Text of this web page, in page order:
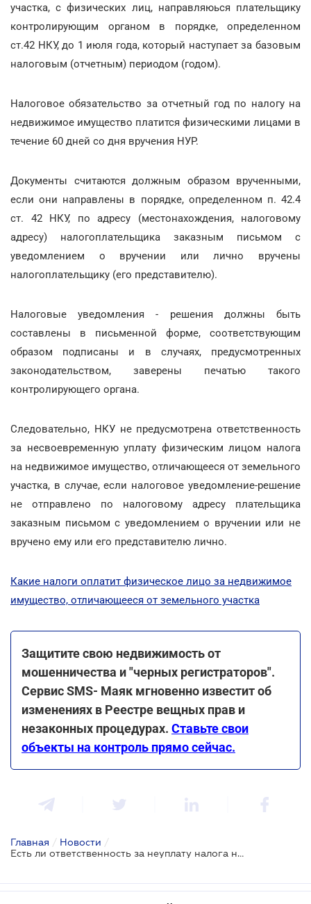
участка, с физических лиц, направляюься плательщику
контролирующим органом в порядке, определенном
ст.42 НКУ, до 1 июля года, который наступает за базовым
налоговым (отчетным) периодом (годом).
Налоговое обязательство за отчетный год по налогу на
недвижимое имущество платится физическими лицами в
течение 60 дней со дня вручения НУР.
Документы считаются должным образом врученными,
если они направлены в порядке, определенном п. 42.4
ст. 42 НКУ, по адресу (местонахождения, налоговому
адресу) налогоплательщика заказным письмом с
уведомлением о вручении или лично вручены
налогоплательщику (его представителю).
Налоговые уведомления - решения должны быть
составлены в письменной форме, соответствующим
образом подписаны и в случаях, предусмотренных
законодательством, заверены печатью такого
контролирующего органа.
Следовательно, НКУ не предусмотрена ответственность
за несвоевременную уплату физическим лицом налога
на недвижимое имущество, отличающееся от земельного
участка, в случае, если налоговое уведомление-решение
не отправлено по налоговому адресу плательщика
заказным письмом с уведомлением о вручении или не
вручено ему или его представителю лично.
Какие налоги оплатит физическое лицо за недвижимое
имущество, отличающееся от земельного участка
Защитите свою недвижимость от
мошенничества и "черных регистраторов".
Сервис SMS- Маяк мгновенно известит об
изменениях в Реестре вещных прав и
незаконных процедурах. Ставьте свои
объекты на контроль прямо сейчас.
Главная / Новости /
Есть ли ответственность за неуплату налога на недвижимость, если уведомление не прислали